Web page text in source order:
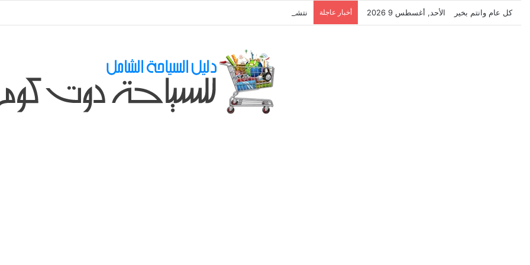
كل عام وانتم بخير الأحد, أغسطس 9 2026 أخبار عاجلة نتشرف بتلقي طلباتكم و استفسارتكم ... لو عندك سؤال او استفسار ماتدرددش فى طلب